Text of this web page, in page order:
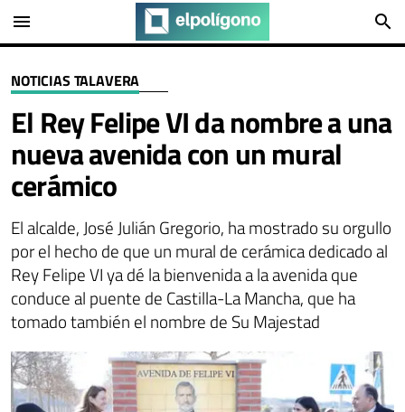
menu search
NOTICIAS TALAVERA
El Rey Felipe VI da nombre a una
nueva avenida con un mural
cerámico
El alcalde, José Julián Gregorio, ha mostrado su orgullo
por el hecho de que un mural de cerámica dedicado al
Rey Felipe VI ya dé la bienvenida a la avenida que
conduce al puente de Castilla-La Mancha, que ha
tomado también el nombre de Su Majestad